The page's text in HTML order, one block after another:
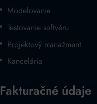
Modelovanie
Testovanie softvéru
Projektový manažment
Kancelária
Fakturačné údaje